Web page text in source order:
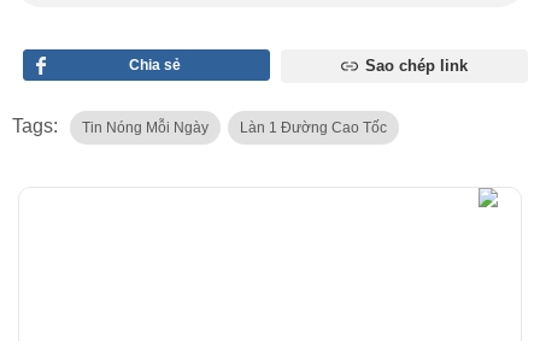
Chia sẻ Sao chép link
Tags: Tin Nóng Mỗi Ngày Làn 1 Đường Cao Tốc